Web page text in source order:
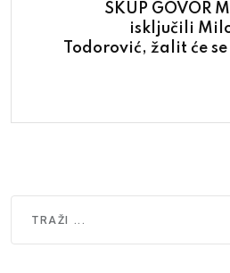
SKUP GOVOR
isključili
Todorović, žalit će
Type 2 or more characters for